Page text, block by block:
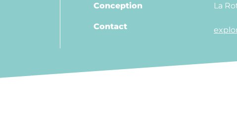
Conception La
Contact